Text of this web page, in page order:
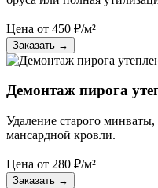
Цена от 450 ₽/м²
Заказать →
Демонтаж пирога
Удаление старого
мансардной кровли.
Цена от 280 ₽/м²
Заказать →